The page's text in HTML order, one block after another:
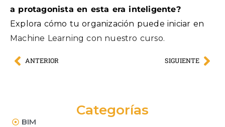
a protagonista en esta era inteligente?
Explora cómo tu organización puede iniciar en
Machine Learning con nuestro curso.
ANTERIOR SIGUIENTE
Categorías
BIM